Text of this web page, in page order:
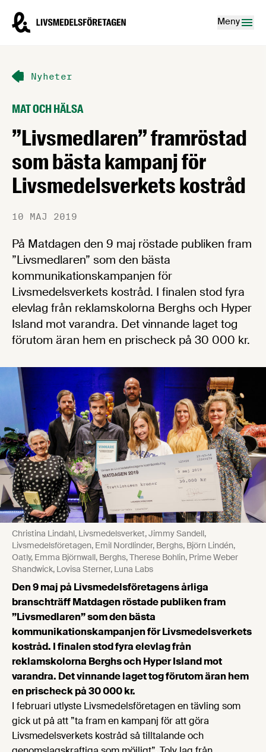
Livsmedelsföretagen – till startsidan
Meny
Nyheter
MAT OCH HÄLSA
”Livsmedlaren” framröstad
som bästa kampanj för
Livsmedelsverkets kostråd
10 MAJ 2019
På Matdagen den 9 maj röstade publiken fram
”Livsmedlaren” som den bästa
kommunikationskampanjen för
Livsmedelsverkets kostråd. I finalen stod fyra
elevlag från reklamskolorna Berghs och Hyper
Island mot varandra. Det vinnande laget tog
förutom äran hem en prischeck på 30 000 kr.
Christina Lindahl, Livsmedelsverket, Jimmy Sandell,
Livsmedelsföretagen, Emil Nordlinder, Berghs, Björn Lindén,
Oatly, Emma Björnwall, Berghs, Therese Bohlin, Prime Weber
Shandwick, Lovisa Sterner, Luna Labs
Den 9 maj på Livsmedelsföretagens årliga
branschträff Matdagen röstade publiken fram
”Livsmedlaren” som den bästa
kommunikationskampanjen för Livsmedelsverkets
kostråd. I finalen stod fyra elevlag från
reklamskolorna Berghs och Hyper Island mot
varandra. Det vinnande laget tog förutom äran hem
en prischeck på 30 000 kr.
I februari utlyste Livsmedelsföretagen en tävling som
gick ut på att ”ta fram en kampanj för att göra
Livsmedelsverkets kostråd så tilltalande och